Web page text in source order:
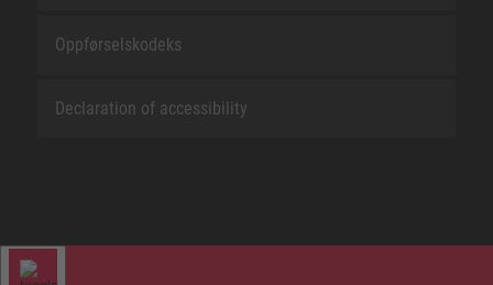
Oppførselskodeks
Declaration of accessibility